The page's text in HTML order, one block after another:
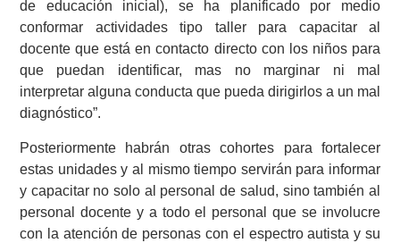
de educación inicial), se ha planificado por medio
conformar actividades tipo taller para capacitar al
docente que está en contacto directo con los niños para
que puedan identificar, mas no marginar ni mal
interpretar alguna conducta que pueda dirigirlos a un mal
diagnóstico”.
Posteriormente habrán otrascohortes para fortalecer
estas unidades y al mismo tiempo servirán para informar
y capacitar no solo al personal de salud, sino también al
personal docente y a todo el personal que se involucre
con la atención de personas con el espectro autista y su